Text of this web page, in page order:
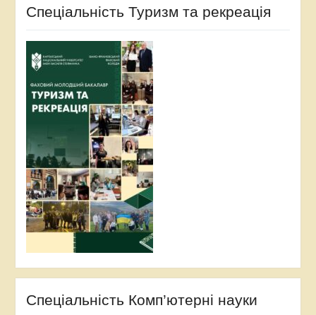
Спеціальність Туризм та рекреація
Спеціальність Комп’ютерні науки